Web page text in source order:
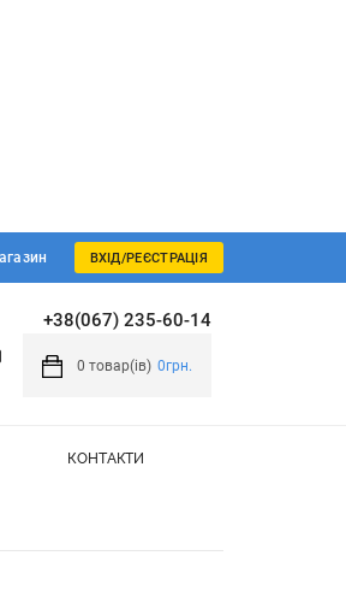
ВХІД/РЕЄСТРАЦІЯ
+38(067) 235-60-14
0 товар(ів) 0грн.
КОНТАКТИ